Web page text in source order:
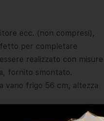
ecc. (non compresi),
per completare
realizzato con misure
fornito smontato.
vano frigo 56 cm, altezza